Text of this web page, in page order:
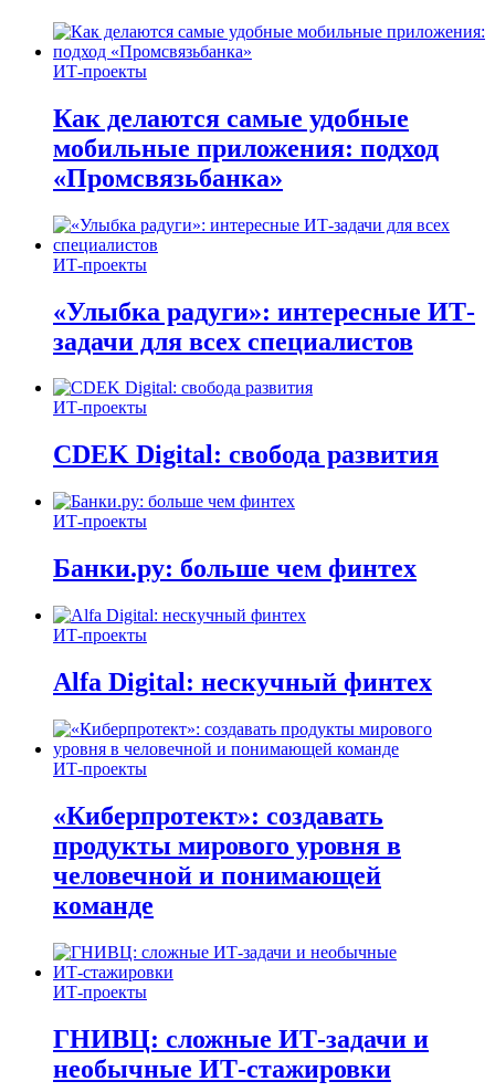
ИТ-проекты
Как делаются самые удобные
мобильные приложения: подход
«Промсвязьбанка»
ИТ-проекты
«Улыбка радуги»: интересные ИТ-
задачи для всех специалистов
ИТ-проекты
CDEK Digital: свобода развития
ИТ-проекты
Банки.ру: больше чем финтех
ИТ-проекты
Alfa Digital: нескучный финтех
ИТ-проекты
«Киберпротект»: создавать
продукты мирового уровня в
человечной и понимающей
команде
ИТ-проекты
ГНИВЦ: сложные ИТ‑задачи и
необычные ИТ‑стажировки